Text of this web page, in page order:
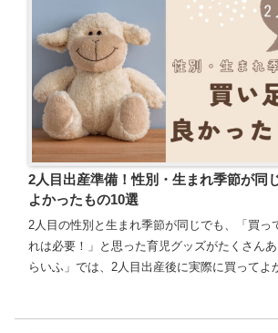
2人目出産準備！性別・生まれ季節が同
よかったもの10選
2人目の性別と生まれ季節が同じでも、「買っ
れは必要！」と思った育児グッズがたくさん
らいふ」では、2人目出産後に実際に買ってよ
の理由とおすすめポイントを紹介していきた